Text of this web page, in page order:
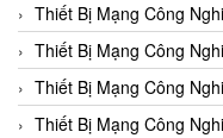
Thiết Bị Mạng Công
Thiết Bị Mạng Công
Thiết Bị Mạng Công
Thiết Bị Mạng Công